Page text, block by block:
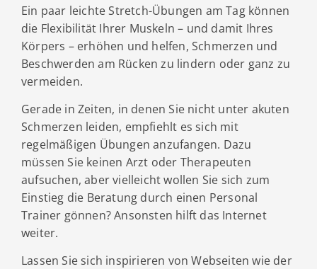
Ein paar leichte Stretch-Übungen am Tag können
die Flexibilität Ihrer Muskeln – und damit Ihres
Körpers – erhöhen und helfen, Schmerzen und
Beschwerden am Rücken zu lindern oder ganz zu
vermeiden.
Gerade in Zeiten, in denen Sie nicht unter akuten
Schmerzen leiden, empfiehlt es sich mit
regelmäßigen Übungen anzufangen. Dazu
müssen Sie keinen Arzt oder Therapeuten
aufsuchen, aber vielleicht wollen Sie sich zum
Einstieg die Beratung durch einen Personal
Trainer gönnen? Ansonsten hilft das Internet
weiter.
Lassen Sie sich inspirieren von Webseiten wie der